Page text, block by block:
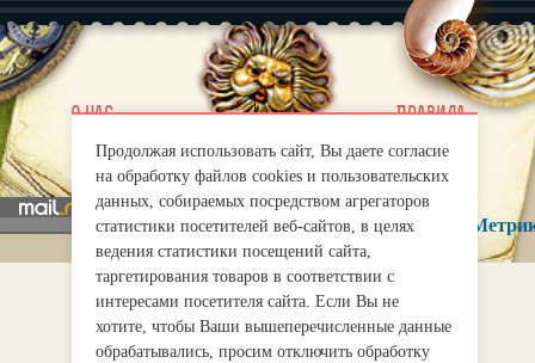
О нас |
Правила
mirprognoz@mail.ru
Продолжая использовать сайт, Вы даете согласие
на обработку файлов cookies и пользовательских
данных, собираемых посредством агрегаторов
статистики посетителей веб-сайтов, в целях
ведения статистики посещений сайта,
таргетирования товаров в соответствии с
интересами посетителя сайта. Если Вы не
хотите, чтобы Ваши вышеперечисленные данные
обрабатывались, просим отключить обработку